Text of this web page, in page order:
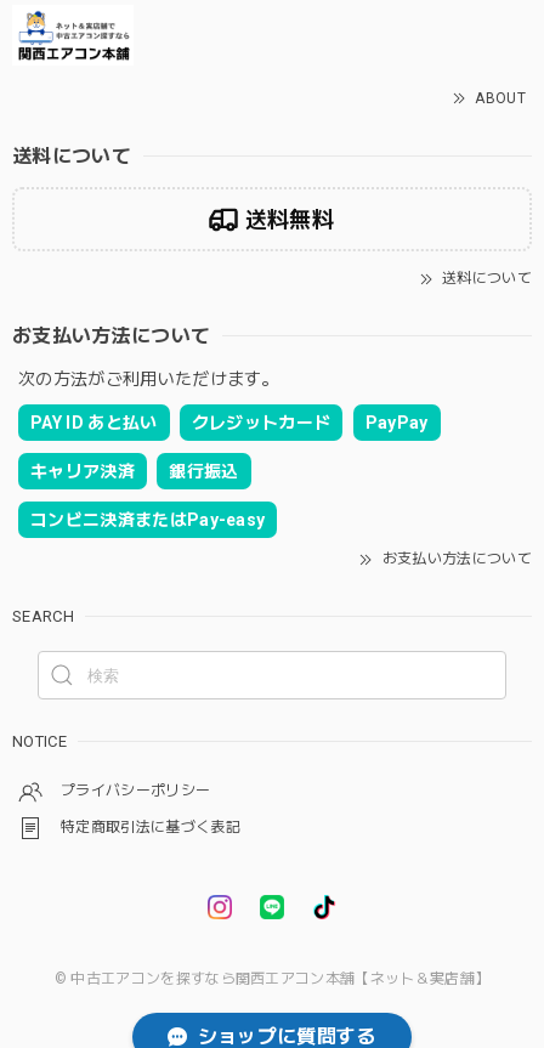
ABOUT
送料について
送料無料
送料について
お支払い方法について
次の方法がご利用いただけます。
PAY ID あと払い クレジットカード PayPay
キャリア決済 銀行振込
コンビニ決済またはPay-easy
お支払い方法について
SEARCH
NOTICE
プライバシーポリシー
特定商取引法に基づく表記
© 中古エアコンを探すなら関西エアコン本舗【ネット＆実店舗】
ショップに質問する